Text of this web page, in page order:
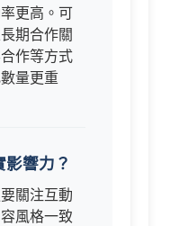
更高。可
期合作關
作等方式
量更重
響力？
關注互動
風格一致